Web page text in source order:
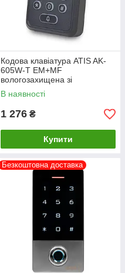
Кодова клавіатура ATIS AK-
605W-T EM+MF
вологозахищена зі
зчитувачем карток EM-
Marine/Mifare та підтримкою
В наявності
1 276 ₴
Купити
Безкоштовна доставка